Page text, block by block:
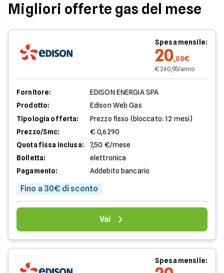
Migliori offerte gas del mese
Spesa mensile:
20,08€
€ 240,95/anno
Fornitore:
EDISON ENERGIA SPA
Prodotto:
Edison Web Gas
Tipologia offerta:
Prezzo fisso (bloccato: 12 mesi)
Prezzo/Smc:
€ 0,6290
Quota fissa inclusa:
7,50 €/mese
Bolletta:
elettronica
Pagamento:
Addebito bancario
Fino a 30€ di sconto
Vai
Spesa mensile: